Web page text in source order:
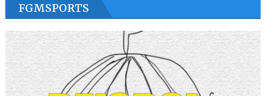
FGMSPORTS